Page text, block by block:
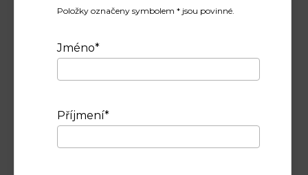
židlemi a stoly, často využívají pro školení,
prezence, propagaci vlastních služeb, případně
Rezervovat
Položky označeny symbolem * jsou povinné.
Jméno*
Příjmení*